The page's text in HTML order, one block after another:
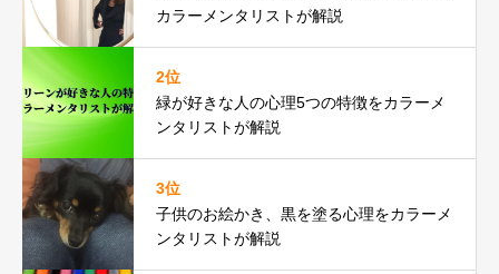
カラーメンタリストが解説
2位
緑が好きな人の心理5つの特徴をカラーメ
ンタリストが解説
3位
子供のお絵かき、黒を塗る心理をカラーメ
ンタリストが解説